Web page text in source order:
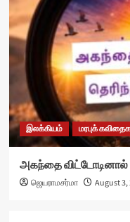
இலக்கியம் மரபுக்
அகந்தை விட்டோடினால்
ஜெயராமசர்மா August 3,